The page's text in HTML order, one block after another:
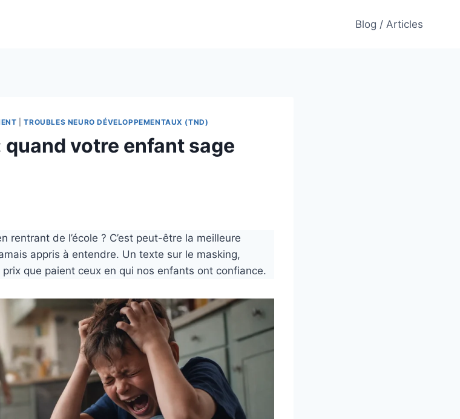
Blog / Articles
|TROUBLES NEURO DÉVELOPPEMENTAUX (TND)
votre enfant sage
rentrant de l’école ? C’est peut-être la meilleure
appris à entendre. Un texte sur le masking,
que paient ceux en qui nos enfants ont confiance.